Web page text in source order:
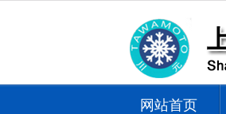
网站首页